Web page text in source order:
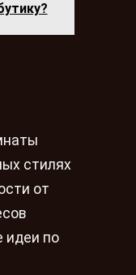
стилях
от
идеи по